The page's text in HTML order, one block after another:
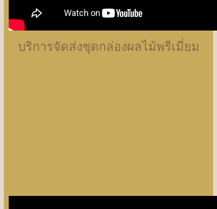
บริการจัดส่งชุดกล่องผลไม้พรีเมี่ยม